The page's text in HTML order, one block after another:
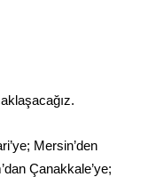
Mersin’den
Çanakkale’ye;